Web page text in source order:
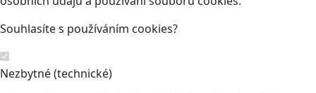
Souhlasíte s používáním cookies?
Nezbytné (technické)